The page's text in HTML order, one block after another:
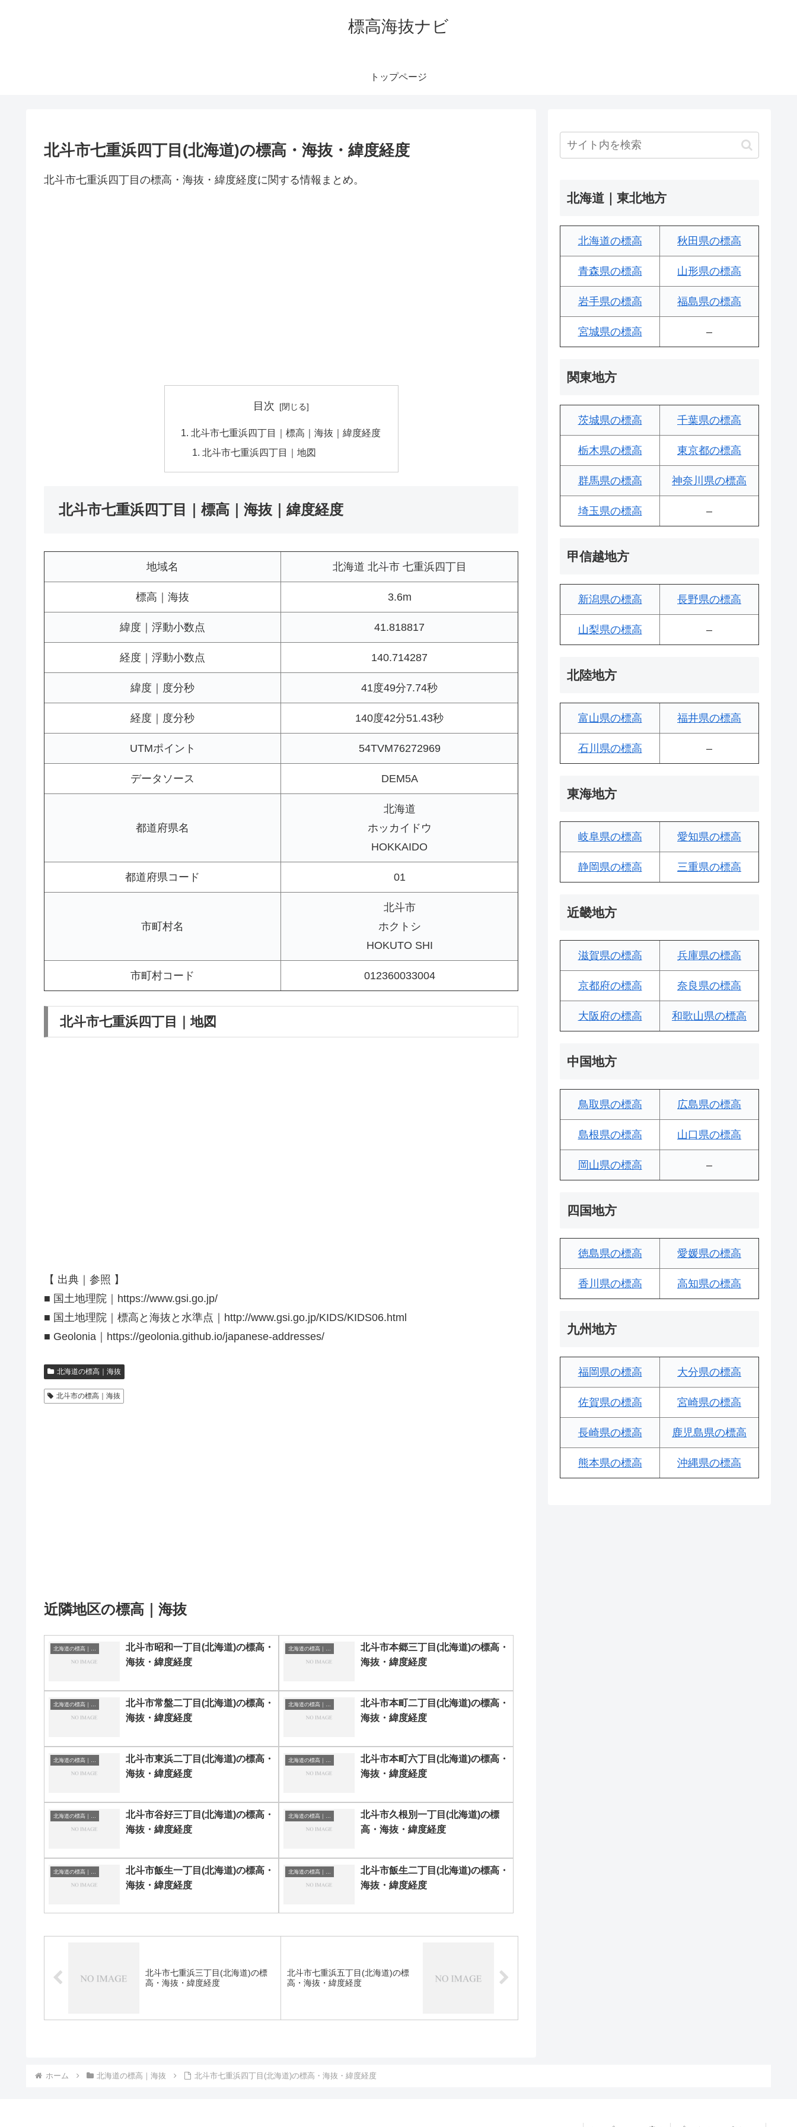
標高海抜ナビ
トップページ
北斗市七重浜四丁目(北海道)の標高・海抜・緯度経度
北斗市七重浜四丁目の標高・海抜・緯度経度に関する情報まとめ。
目次
北斗市七重浜四丁目｜標高｜海抜｜緯度経度
北斗市七重浜四丁目｜地図
北斗市七重浜四丁目｜標高｜海抜｜緯度経度
地域名 北海道 北斗市 七重浜四丁目
標高｜海抜 3.6m
緯度｜浮動小数点 41.818817
経度｜浮動小数点 140.714287
緯度｜度分秒 41度49分7.74秒
経度｜度分秒 140度42分51.43秒
UTMポイント 54TVM76272969
データソース DEM5A
都道府県名
北海道
ホッカイドウ
HOKKAIDO
都道府県コード 01
市町村名
北斗市
ホクトシ
HOKUTO SHI
市町村コード 012360033004
北斗市七重浜四丁目｜地図
【 出典｜参照 】
■ 国土地理院｜https://www.gsi.go.jp/
■ 国土地理院｜標高と海抜と水準点｜http://www.gsi.go.jp/KIDS/KIDS06.html
■ Geolonia｜https://geolonia.github.io/japanese-addresses/
北海道の標高｜海抜
北斗市の標高｜海抜
近隣地区の標高｜海抜
北斗市昭和一丁目(北海道)の標高・
海抜・緯度経度
北斗市本郷三丁目(北海道)の標高・
海抜・緯度経度
北斗市常盤二丁目(北海道)の標高・
海抜・緯度経度
北斗市本町二丁目(北海道)の標高・
海抜・緯度経度
北斗市東浜二丁目(北海道)の標高・
海抜・緯度経度
北斗市本町六丁目(北海道)の標高・
海抜・緯度経度
北斗市谷好三丁目(北海道)の標高・
海抜・緯度経度
北斗市久根別一丁目(北海道)の標
高・海抜・緯度経度
北斗市飯生一丁目(北海道)の標高・
海抜・緯度経度
北斗市飯生二丁目(北海道)の標高・
海抜・緯度経度
北斗市七重浜三丁目(北海道)の標
高・海抜・緯度経度
北斗市七重浜五丁目(北海道)の標
高・海抜・緯度経度
北海道｜東北地方
北海道の標高 秋田県の標高
青森県の標高 山形県の標高
岩手県の標高 福島県の標高
宮城県の標高 –
関東地方
茨城県の標高 千葉県の標高
栃木県の標高 東京都の標高
群馬県の標高 神奈川県の標高
埼玉県の標高 –
甲信越地方
新潟県の標高 長野県の標高
山梨県の標高 –
北陸地方
富山県の標高 福井県の標高
石川県の標高 –
東海地方
岐阜県の標高 愛知県の標高
静岡県の標高 三重県の標高
近畿地方
滋賀県の標高 兵庫県の標高
京都府の標高 奈良県の標高
大阪府の標高 和歌山県の標高
中国地方
鳥取県の標高 広島県の標高
島根県の標高 山口県の標高
岡山県の標高 –
四国地方
徳島県の標高 愛媛県の標高
香川県の標高 高知県の標高
九州地方
福岡県の標高 大分県の標高
佐賀県の標高 宮崎県の標高
長崎県の標高 鹿児島県の標高
熊本県の標高 沖縄県の標高
ホーム 北海道の標高｜海抜 北斗市七重浜四丁目(北海道)の標高・海抜・緯度経度